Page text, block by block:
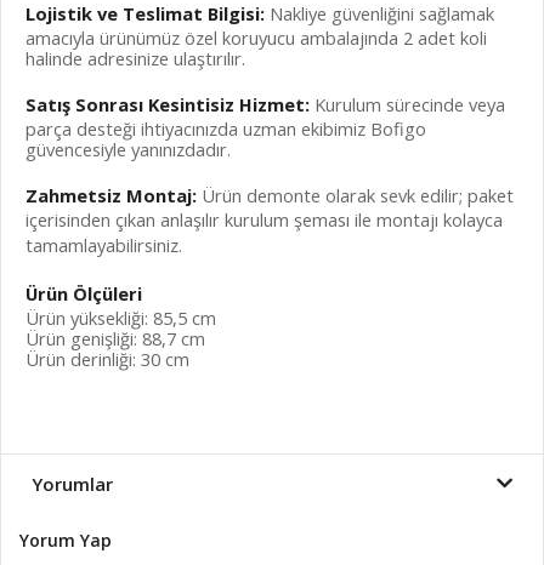
Lojistik ve Teslimat Bilgisi: Nakliye güvenliğini sağlamak
amacıyla ürünümüz özel koruyucu ambalajında 2 adet koli
halinde adresinize ulaştırılır.
Satış Sonrası Kesintisiz Hizmet: Kurulum sürecinde veya
parça desteği ihtiyacınızda uzman ekibimiz Bofigo
güvencesiyle yanınızdadır.
Zahmetsiz Montaj: Ürün demonte olarak sevk edilir; paket
içerisinden çıkan anlaşılır kurulum şeması ile montajı kolayca
tamamlayabilirsiniz.
Ürün Ölçüleri
Ürün yüksekliği: 85,5 cm
Ürün genişliği: 88,7 cm
Ürün derinliği: 30 cm
Yorumlar
Yorum Yap